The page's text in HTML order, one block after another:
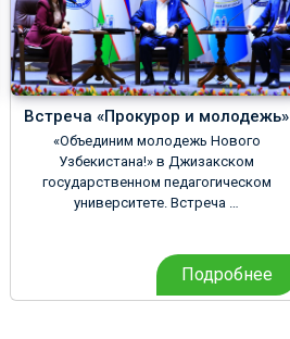
Встреча «Прокурор и молодежь»
«Объединим молодежь Нового
Узбекистана!» в Джизакском
государственном педагогическом
университете. Встреча …
Подробнее